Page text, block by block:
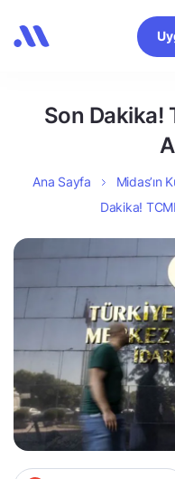
Son Dakika!
Ana Sayfa Midas’ın
Dakika!